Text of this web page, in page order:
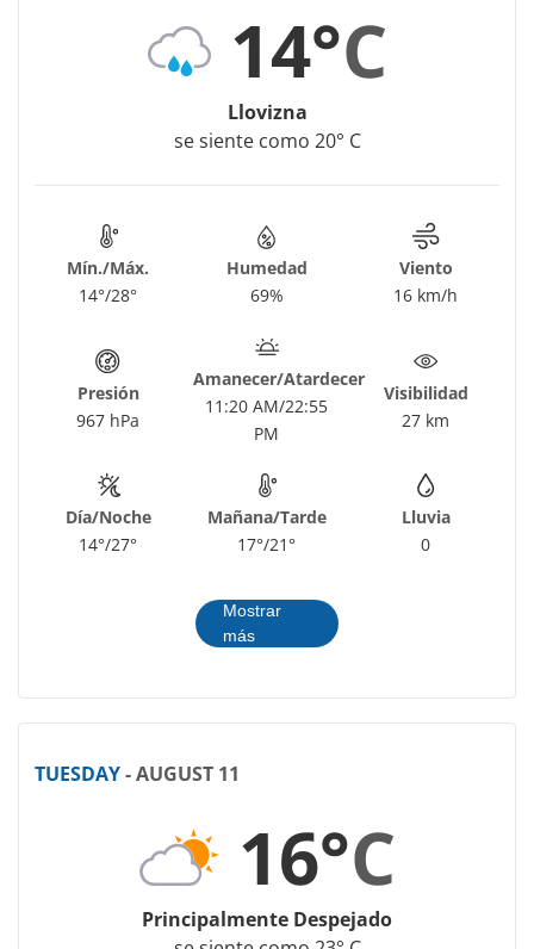
14°C
Llovizna
se siente como 20° C
Mín./Máx.
14°/28°
Humedad
69%
Viento
16 km/h
Presión
967 hPa
Amanecer/Atardecer
11:20 AM/22:55
PM
Visibilidad
27 km
Día/Noche
14°/27°
Mañana/Tarde
17°/21°
Lluvia
0
Mostrar
más
TUESDAY- AUGUST 11
16°C
Principalmente Despejado